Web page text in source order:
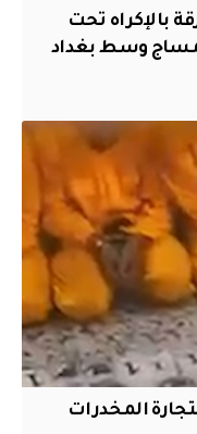
بالإكراه تحت
وسط بغداد
المخدرات